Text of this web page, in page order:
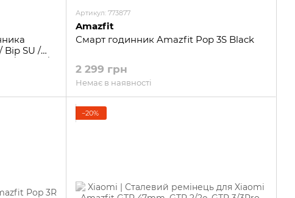
Bip SU /
/ GTS 3 /
Артикул: 773877
Amazfit
Смарт годинник Amazfit Pop 3S Black
2 299 грн
Немає в наявності
−20%